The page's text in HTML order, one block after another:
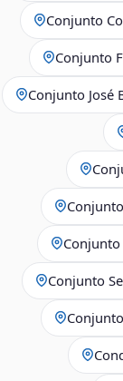
Conjunto
Conjunto
Conjunto José
Conjunto